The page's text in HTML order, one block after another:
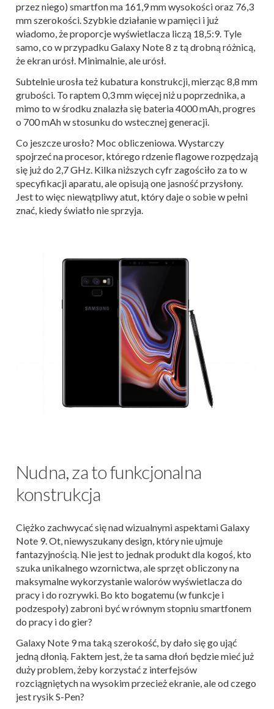
przez niego) smartfon ma 161,9 mm wysokości oraz 76,3
mm szerokości. Szybkie działanie w pamięci i już
wiadomo, że proporcje wyświetlacza liczą 18,5:9. Tyle
samo, co w przypadku Galaxy Note 8 z tą drobną różnicą,
że ekran urósł. Minimalnie, ale urósł.
Subtelnie urosła też kubatura konstrukcji, mierząc 8,8 mm
grubości. To raptem 0,3 mm więcej niż u poprzednika, a
mimo to w środku znalazła się bateria 4000 mAh, progres
o 700 mAh w stosunku do wstecznej generacji.
Co jeszcze urosło? Moc obliczeniowa. Wystarczy
spojrzeć na procesor, którego rdzenie flagowe rozpędzają
się już do 2,7 GHz. Kilka niższych cyfr zagościło za to w
specyfikacji aparatu, ale opisują one jasność przysłony.
Jest to więc niewątpliwy atut, który daje o sobie w pełni
znać, kiedy światło nie sprzyja.
Nudna, za to funkcjonalna
konstrukcja
Ciężko zachwycać się nad wizualnymi aspektami Galaxy
Note 9. Ot, niewyszukany design, który nie ujmuje
fantazyjnością. Nie jest to jednak produkt dla kogoś, kto
szuka unikalnego wzornictwa, ale sprzęt obliczony na
maksymalne wykorzystanie walorów wyświetlacza do
pracy i do rozrywki. Bo kto bogatemu (w funkcje i
podzespoły) zabroni być w równym stopniu smartfonem
do pracy i do gier?
Galaxy Note 9 ma taką szerokość, by dało się go ująć
jedną dłonią. Faktem jest, że ta sama dłoń będzie mieć już
duży problem, żeby korzystać z interfejsów
rozciągniętych na wysokim przecież ekranie, ale od czego
jest rysik S-Pen?